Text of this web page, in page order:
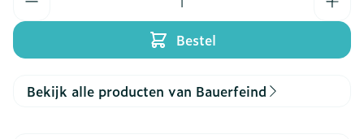
Bestel
Bekijk alle producten van Bauerfeind